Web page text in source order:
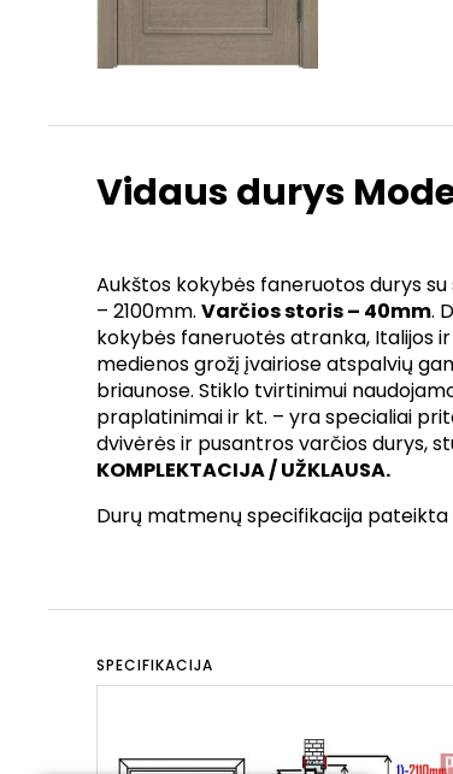
Vidaus durys
Aukštos kokybės faneruotos durys
– 2100mm. Varčios storis – 40mm.
kokybės faneruotės atranka, Italijos
medienos grožį įvairiose atspalvių
briaunose. Stiklo tvirtinimui
praplatinimai ir kt. – yra specialiai
dvivėrės ir pusantros varčios durys,
KOMPLEKTACIJA / UŽKLAUSA.
Durų matmenų specifikacija pateikta
SPECIFIKACIJA